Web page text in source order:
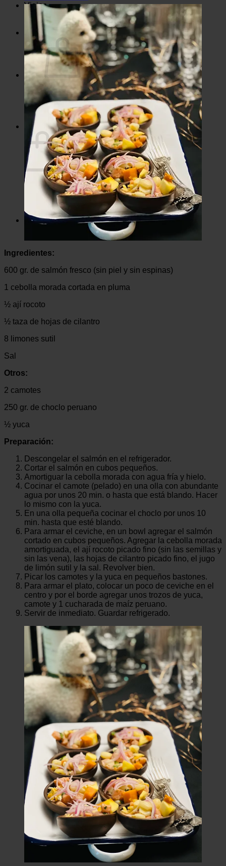
Viajes
Viaje Colombia 2023
Viaje Perú Junio 2022
E-books
No hay productos en el carrito.
Volver a la tienda
Carrito
No hay productos en el carrito.
Volver a la tienda
Ingredientes:
600 gr. de salmón fresco (sin piel y sin espinas)
1 cebolla morada cortada en pluma
½ ají rocoto
½ taza de hojas de cilantro
8 limones sutil
Sal
Otros:
2 camotes
250 gr. de choclo peruano
½ yuca
Preparación:
Descongelar el salmón en el refrigerador.
Cortar el salmón en cubos pequeños.
Amortiguar la cebolla morada con agua fría y hielo.
Cocinar el camote (pelado) en una olla con abundante
agua por unos 20 min. o hasta que está blando. Hacer
lo mismo con la yuca.
En una olla pequeña cocinar el choclo por unos 10
min. hasta que esté blando.
Para armar el ceviche, en un bowl agregar el salmón
cortado en cubos pequeños. Agregar la cebolla morada
amortiguada, el ají rocoto picado fino (sin las semillas y
sin las vena), las hojas de cilantro picado fino, el jugo
de limón sutil y la sal. Revolver bien.
Picar los camotes y la yuca en pequeños bastones.
Para armar el plato, colocar un poco de ceviche en el
centro y por el borde agregar unos trozos de yuca,
camote y 1 cucharada de maíz peruano.
Servir de inmediato. Guardar refrigerado.